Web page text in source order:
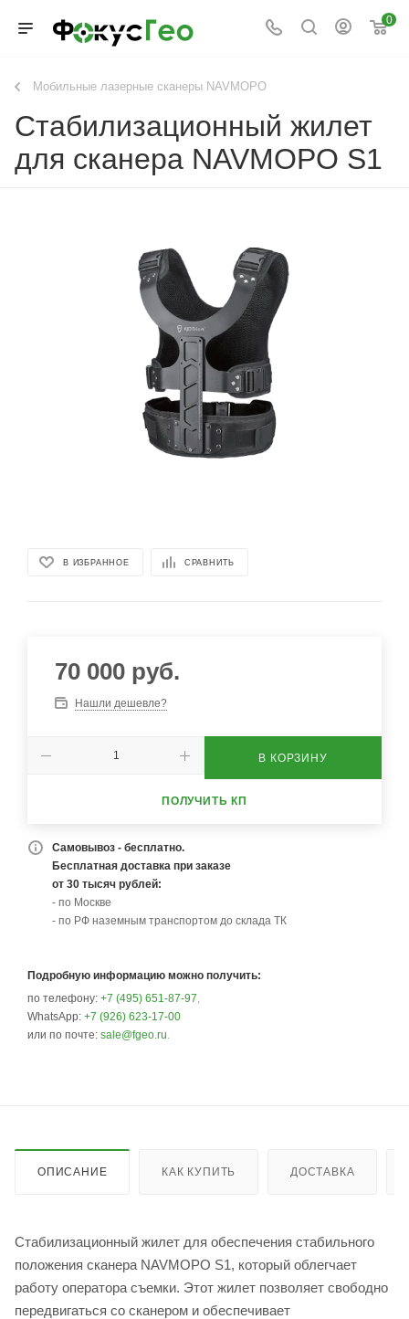
0
Мобильные лазерные сканеры NAVMOPO
Стабилизационный жилет
для сканера NAVMOPO S1
В ИЗБРАННОЕ СРАВНИТЬ
70 000 руб.
Нашли дешевле?
В КОРЗИНУ
ПОЛУЧИТЬ КП
Самовывоз - бесплатно.
Бесплатная доставка при заказе
от 30 тысяч рублей:
- по Москве
- по РФ наземным транспортом до склада ТК
Подробную информацию можно получить:
по телефону: +7 (495) 651-87-97,
WhatsApp: +7 (926) 623-17-00
или по почте: sale@fgeo.ru.
ОПИСАНИЕ КАК КУПИТЬ ДОСТАВКА
Стабилизационный жилет для обеспечения стабильного
положения сканера NAVMOPO S1, который облегчает
работу оператора съемки. Этот жилет позволяет свободно
передвигаться со сканером и обеспечивает